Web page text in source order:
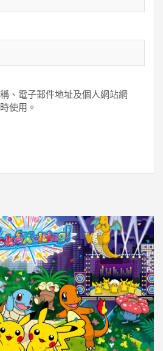
、電子郵件地址及個人網站網
使用。